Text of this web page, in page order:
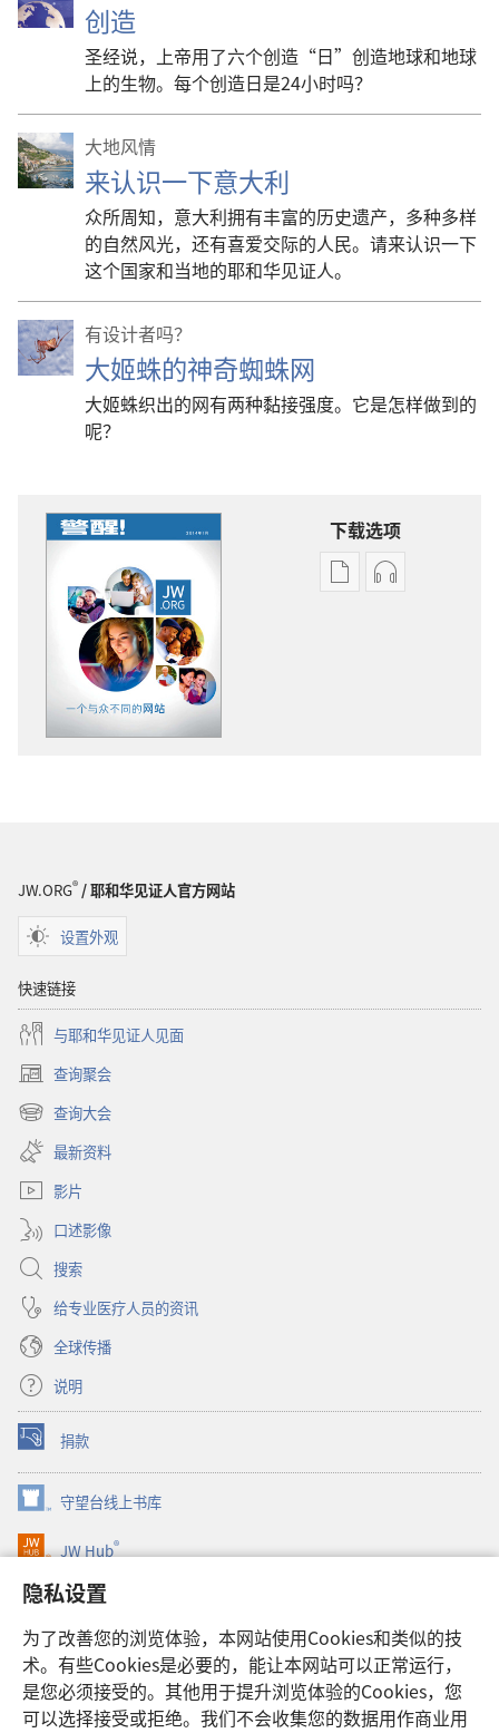
隐私设置
为了改善您的浏览体验，本网站使用Cookies和类似的技
术。有些Cookies是必要的，能让本网站可以正常运行，
是您必须接受的。其他用于提升浏览体验的Cookies，您
可以选择接受或拒绝。我们不会收集您的数据用作商业用
创造
圣经说，上帝用了六个创造“日”创造地球和地球
上的生物。每个创造日是24小时吗？
大地风情
来认识一下意大利
众所周知，意大利拥有丰富的历史遗产，多种多样
的自然风光，还有喜爱交际的人民。请来认识一下
这个国家和当地的耶和华见证人。
有设计者吗？
大姬蛛的神奇蜘蛛网
大姬蛛织出的网有两种黏接强度。它是怎样做到的
呢？
下载选项
电
同
录
站
JW.ORG®/ 耶和华见证人官方网站
设置外观
快速链接
与耶和华见证人见面
查询聚会
（打
开
新
窗
口）
查询大会
（打
开
新
窗
最新资料
影片
口述影像
搜索
给专业医疗人员的资讯
全球传播
说明
捐款
（打
开
新
窗
口）
守望台线上书库
（打
开
新
口）
JW Hub®
（打
开
新
口）
JW Library®
Watchtower Library